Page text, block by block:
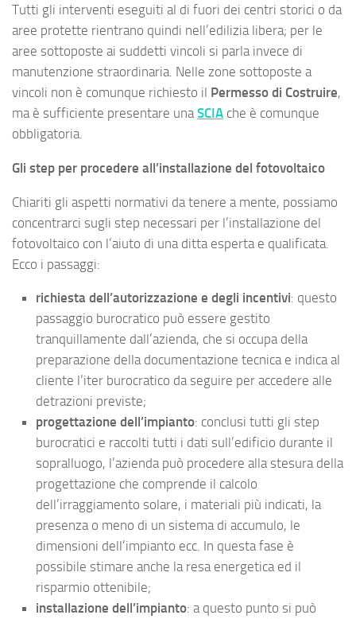
Tutti gli interventi eseguiti al di fuori dei centri storici o da
aree protette rientrano quindi nell’edilizia libera; per le
aree sottoposte ai suddetti vincoli si parla invece di
manutenzione straordinaria. Nelle zone sottoposte a
vincoli non è comunque richiesto il Permesso di Costruire,
ma è sufficiente presentare unaSCIA che è comunque
obbligatoria.
Gli step per procedere all’installazione del fotovoltaico
Chiariti gli aspetti normativi da tenere a mente, possiamo
concentrarci sugli step necessari per l’installazione del
fotovoltaico con l’aiuto di una ditta esperta e qualificata.
Ecco i passaggi:
richiesta dell’autorizzazione e degli incentivi: questo
passaggio burocratico può essere gestito
tranquillamente dall’azienda, che si occupa della
preparazione della documentazione tecnica e indica al
cliente l’iter burocratico da seguire per accedere alle
detrazioni previste;
progettazione dell’impianto: conclusi tutti gli step
burocratici e raccolti tutti i dati sull’edificio durante il
sopralluogo, l’azienda può procedere alla stesura della
progettazione che comprende il calcolo
dell’irraggiamento solare, i materiali più indicati, la
presenza o meno di un sistema di accumulo, le
dimensioni dell’impianto ecc. In questa fase è
possibile stimare anche la resa energetica ed il
risparmio ottenibile;
installazione dell’impianto: a questo punto si può